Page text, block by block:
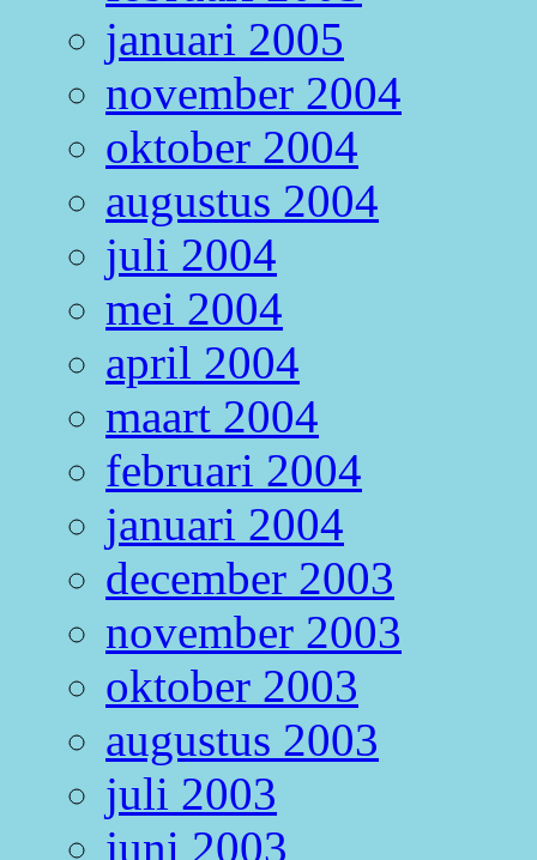
januari 2005
november 2004
oktober 2004
augustus 2004
juli 2004
mei 2004
april 2004
maart 2004
februari 2004
januari 2004
december 2003
november 2003
oktober 2003
augustus 2003
juli 2003
juni 2003